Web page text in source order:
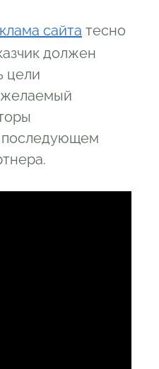
сайта тесно
должен
цели
желаемый
последующем